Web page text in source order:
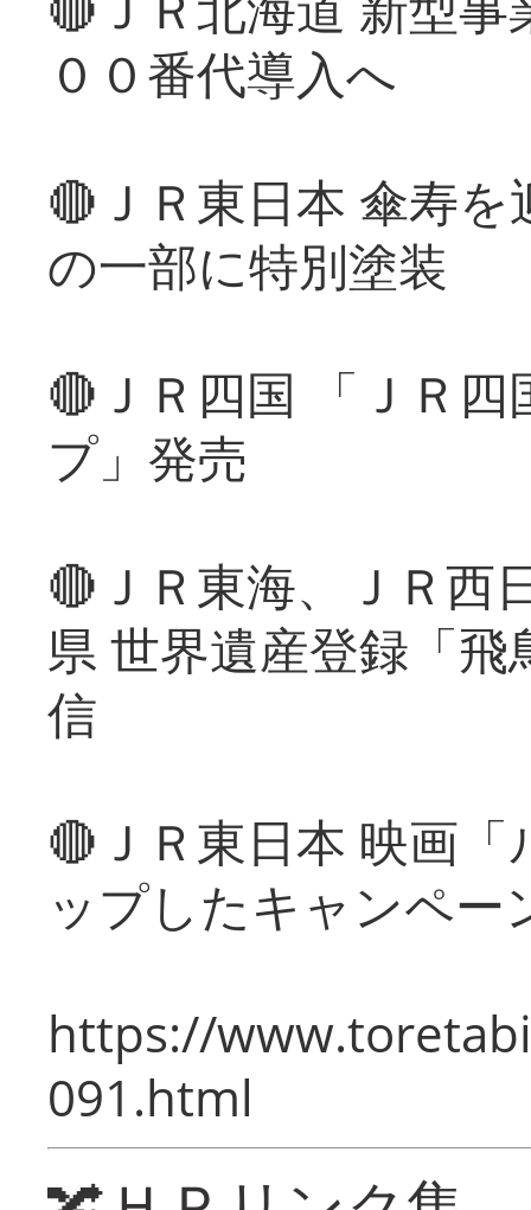
００番代導入へ
🔴ＪＲ東日本 傘寿
の一部に特別塗装
🔴ＪＲ四国 「ＪＲ
プ」発売
🔴ＪＲ東海、ＪＲ西
県 世界遺産登録「
信
🔴ＪＲ東日本 映画
ップしたキャンペー
https://
091.html